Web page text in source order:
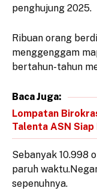
penghujung 2025.
Ribuan orang
menggenggam
bertahun-tahun
Baca Juga:
Lompatan
Talenta ASN
Sebanyak 10.998
paruh
sepenuhnya.